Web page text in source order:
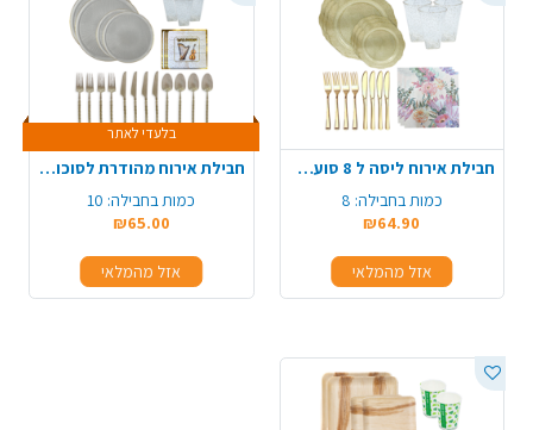
חבילת אירוח ליסה ל 8 סועדים - ניצוצות זהב
כמות בחבילה: 8
₪64.90
אזל מהמלאי
בלעדי לאתר
חבילת אירוח מהודרת לסוכות 10 סועדים - שחור שקוף פס זהב
כמות בחבילה: 10
₪65.00
אזל מהמלאי